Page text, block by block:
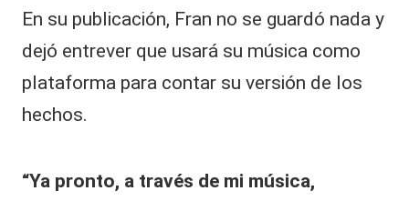
En su publicación, Fran no se guardó nada y
dejó entrever que usará su música como
plataforma para contar su versión de los
hechos.
“Ya pronto, a través de mi música,